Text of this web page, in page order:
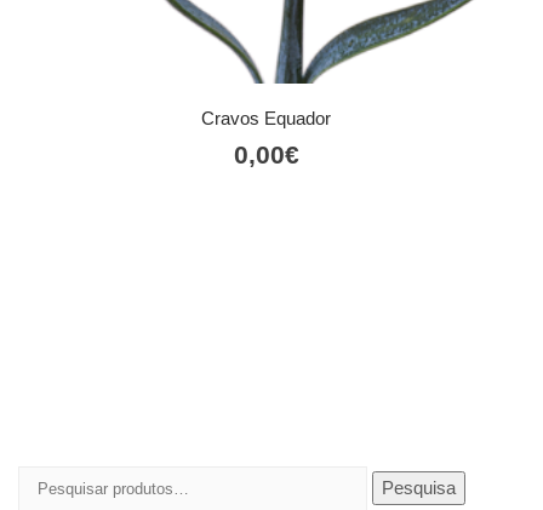
Cravos Equador
0,00€
Pesquisar
Pesquisa